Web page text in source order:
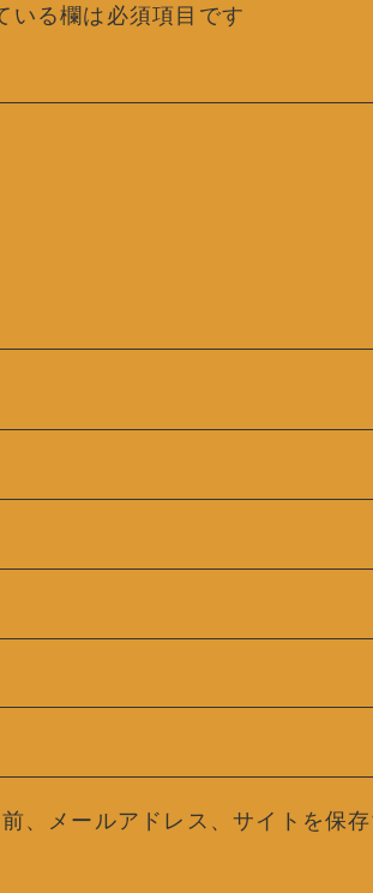
いる欄は必須項目です
、メールアドレス、サイトを保